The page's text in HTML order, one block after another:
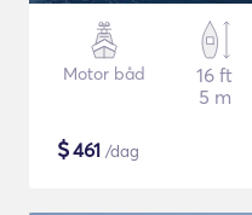
Motor båd
16 ft
5 m
$461 /dag